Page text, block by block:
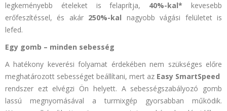
legkeményebb ételeket is felaprítja, 40%-kal* kevesebb
erőfeszítéssel, és akár 250%-kal nagyobb vágási felületet is
lefed.
Egy gomb – minden sebesség
A hatékony keverési folyamat érdekében nem szükséges előre
meghatározott sebességet beállítani, mert az Easy SmartSpeed
rendszer ezt elvégzi Ön helyett. A sebességszabályozó gomb
lassú megnyomásával a turmixgép gyorsabban működik.